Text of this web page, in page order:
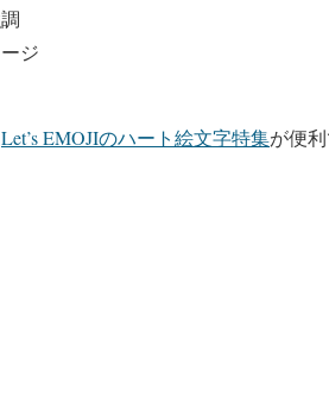
ジ
Let’s EMOJIのハート絵文字特集が便